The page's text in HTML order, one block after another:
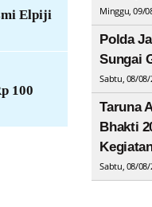
Elpiji
100
Minggu, 09/
Polda
Sungai
Sabtu, 08/08/
Taruna
Bhakti
Sabtu, 08/08/